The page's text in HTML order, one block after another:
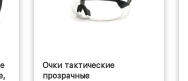
Очки тактические
прозрачные